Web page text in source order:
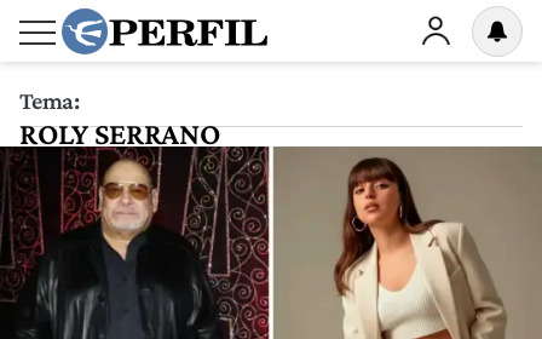
Tema:
ROLY SERRANO